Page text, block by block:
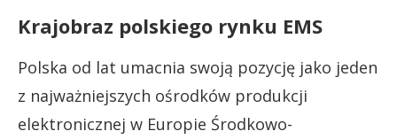
Krajobraz polskiego rynku EMS
Polska od lat umacnia swoją pozycję jako jeden
z najważniejszych ośrodków produkcji
elektronicznej w Europie Środkowo-